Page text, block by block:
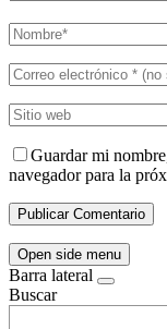
Guardar mi
navegador para la
Open side menu
Barra lateral
Buscar